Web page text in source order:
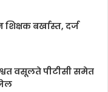
बर्खास्त, दर्ज
वसूलते पीटीसी समेत